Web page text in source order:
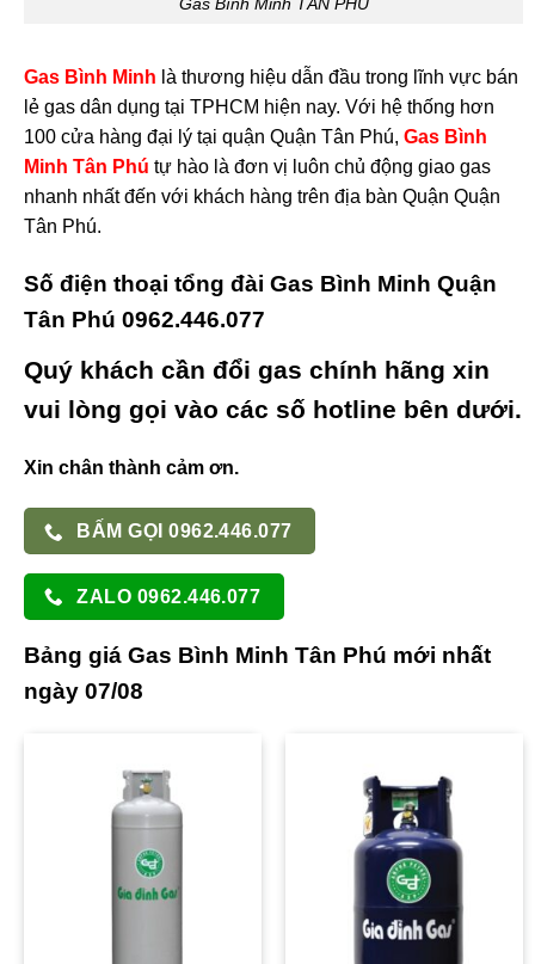
Gas Bình Minh là thương hiệu dẫn đầu trong lĩnh vực bán
lẻ gas dân dụng tại TPHCM hiện nay. Với hệ thống hơn
100 cửa hàng đại lý tại quận Quận Tân Phú, Gas Bình
Minh Tân Phú tự hào là đơn vị luôn chủ động giao gas
nhanh nhất đến với khách hàng trên địa bàn Quận Quận
Tân Phú.
Số điện thoại tổng đài Gas Bình Minh Quận
Tân Phú 0962.446.077
Quý khách cần đổi gas chính hãng xin
vui lòng gọi vào các số hotline bên dưới.
Xin chân thành cảm ơn.
BẤM GỌI 0962.446.077
ZALO 0962.446.077
Bảng giá Gas Bình Minh Tân Phú mới nhất
ngày 07/08